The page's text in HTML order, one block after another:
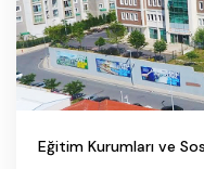
Eğitim Kurumları ve